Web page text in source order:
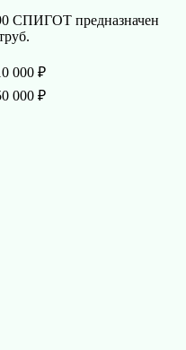
СПИГОТ предназначен
000 ₽
000 ₽